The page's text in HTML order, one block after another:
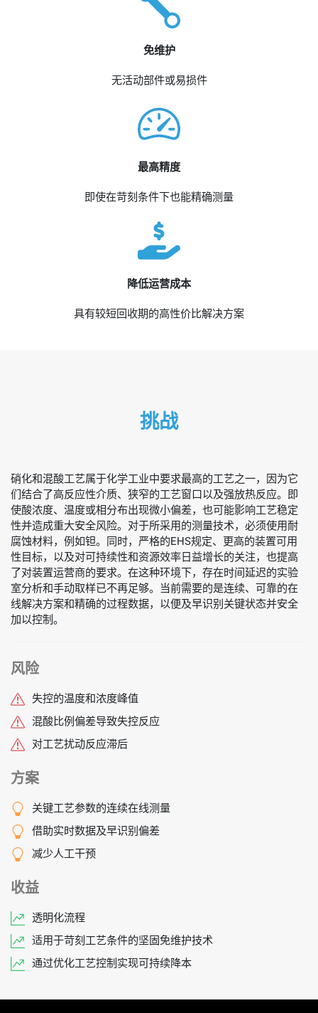
免维护
无活动部件或易损件
最高精度
即使在苛刻条件下也能精确测量
降低运营成本
具有较短回收期的高性价比解决方案
挑战
硝化和混酸工艺属于化学工业中要求最高的工艺之一，因为它
们结合了高反应性介质、狭窄的工艺窗口以及强放热反应。即
使酸浓度、温度或相分布出现微小偏差，也可能影响工艺稳定
性并造成重大安全风险。对于所采用的测量技术，必须使用耐
腐蚀材料，例如钽。同时，严格的EHS规定、更高的装置可用
性目标，以及对可持续性和资源效率日益增长的关注，也提高
了对装置运营商的要求。在这种环境下，存在时间延迟的实验
室分析和手动取样已不再足够。当前需要的是连续、可靠的在
线解决方案和精确的过程数据，以便及早识别关键状态并安全
加以控制。
风险
失控的温度和浓度峰值
混酸比例偏差导致失控反应
对工艺扰动反应滞后
方案
关键工艺参数的连续在线测量
借助实时数据及早识别偏差
减少人工干预
收益
透明化流程
适用于苛刻工艺条件的坚固免维护技术
通过优化工艺控制实现可持续降本